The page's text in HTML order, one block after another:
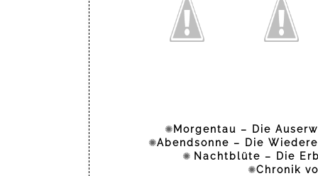
✺Morgentau – Die
✺Abendsonne – Die
✺ Nachtblüte – Die
✺Chronik